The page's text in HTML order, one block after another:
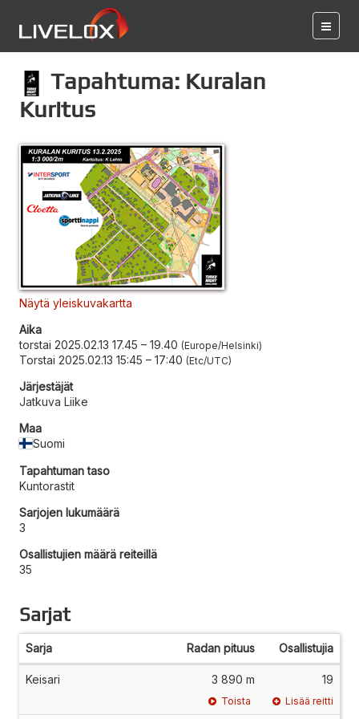
Tapahtuma: Kuralan
Kuritus
Näytä yleiskuvakartta
Aika
torstai 2025.02.13 17.45 – 19.40 Europe/Helsinki
Torstai 2025.02.13 15:45 – 17:40 Etc/UTC
Järjestäjät
Jatkuva Liike
Maa
Suomi
Tapahtuman taso
Kuntorastit
Sarjojen lukumäärä
3
Osallistujien määrä reiteillä
35
Sarjat
Sarja Radan pituus Osallistujia
Keisari 3 890 m 19
Toista Lisää reitti